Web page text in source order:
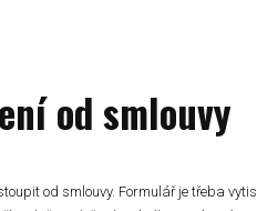
od smlouvy
od smlouvy. Formulář je třeba